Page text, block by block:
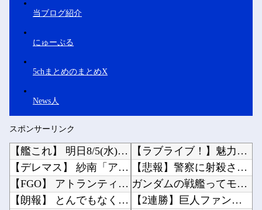
当ブログ紹介
にゅーぷる
5chまとめのまとめX
News人
スポンサーリンク
【艦これ】 明日8/5(水)13時〜16時に短時間メンテを実施予定！
【デレマス】 紗南「アイドルに似合うポケモン？」
【FGO】 アトランティス最後のコルデーちゃんイラスト！！ コルデーちゃんよかった....
【朗報】 とんでもなくエ●チなカステラが登場！
【ラブライブ！】魅力ディスカバー、次は16日にランジュ【虹ヶ咲】他
【悲報】警察に射殺された包丁男、直前に母を亡くし精神的ショックを受けていたと判明他
ガンダムの戦艦ってモビルスーツに簡単に落とされるけど・・・・他
【2連勝】巨人ファン集合【ダルベック】他